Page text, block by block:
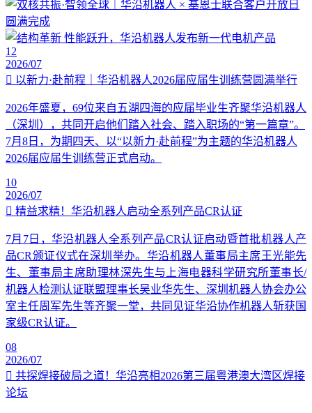
12
2026/07
以新力·赴前程｜华沿机器人2026届应届生训练营圆满举行
2026年盛夏，69位来自五湖四海的应届毕业生齐聚华沿机器人
（深圳），共同开启他们踏入社会、踏入职场的“第一篇章”。
7月8日，为期四天、以“以新力·赴前程”为主题的华沿机器人
2026届应届生训练营正式启动。
10
2026/07
精益求精！华沿机器人启动全系列产品CR认证
7月7日，华沿机器人全系列产品CR认证启动暨首批机器人产
品CR颁证仪式在深圳举办。华沿机器人董事局主席王光能先
生、董事局主席助理林深先生与上海电器科学研究所董事长/
机器人检测认证联盟理事长吴业华先生、深圳机器人协会办公
室主任周军先生等齐聚一堂，共同见证华沿协作机器人斩获国
家级CR认证。
08
2026/07
共探焊接破局之道！华沿亮相2026第三届粤港澳大湾区焊接
论坛